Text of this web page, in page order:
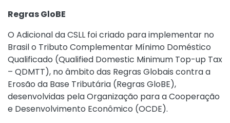
Regras GloBE
O Adicional da CSLL foi criado para implementar no
Brasil o Tributo Complementar Mínimo Doméstico
Qualificado (Qualified Domestic Minimum Top-up Tax
– QDMTT), no âmbito das Regras Globais contra a
Erosão da Base Tributária (Regras GloBE),
desenvolvidas pela Organização para a Cooperação
e Desenvolvimento Econômico (OCDE).